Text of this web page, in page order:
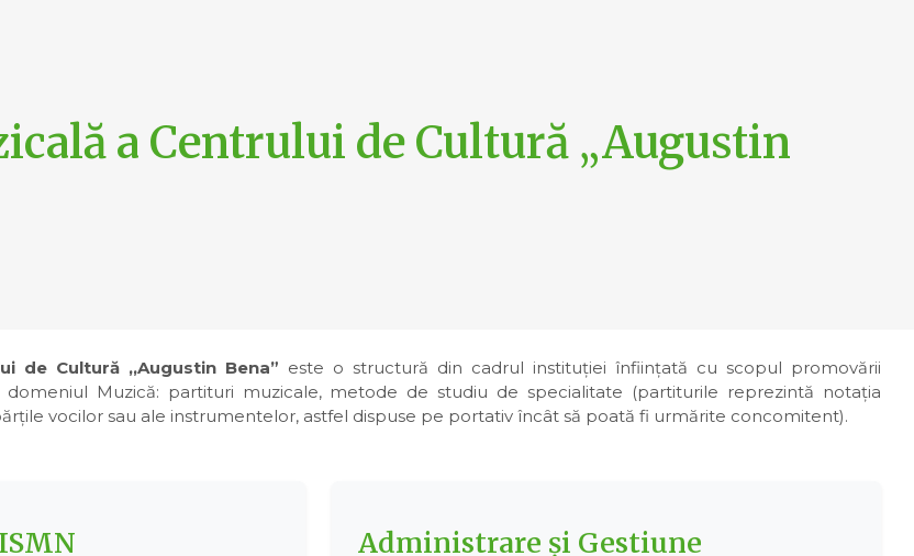
a Centrului de Cultură „Augustin
de Cultură ,,Augustin Bena” este o structură din cadrul instituției înființată cu scopul promovării
Muzică: partituri muzicale, metode de studiu de specialitate (partiturile reprezintă notația
vocilor sau ale instrumentelor, astfel dispuse pe portativ încât să poată fi urmărite concomitent).
Administrare și Gestiune